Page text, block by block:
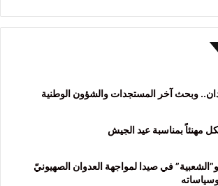
وبحث آخر المستجدات والشؤون الوطنية
مهنئاً بمناسبة عيد الجيش
في صيدا لمواجهة العدوان الصهيونيّ